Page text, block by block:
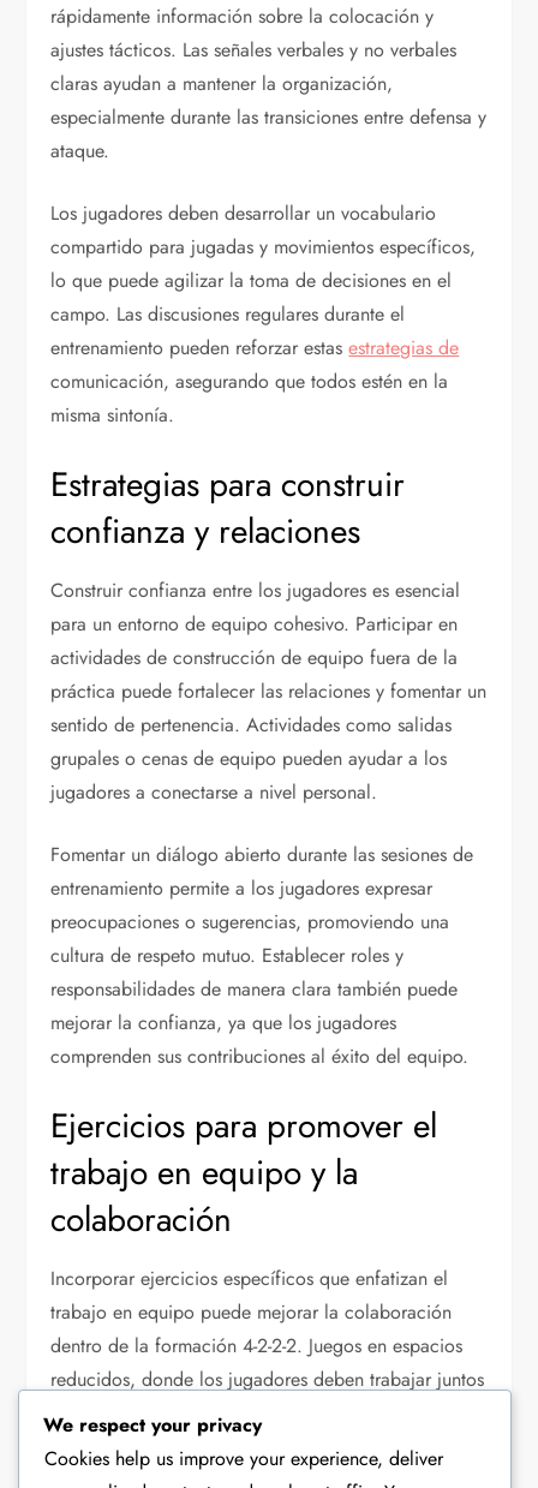
rápidamente información sobre la colocación y
ajustes tácticos. Las señales verbales y no verbales
claras ayudan a mantener la organización,
especialmente durante las transiciones entre defensa y
ataque.
Los jugadores deben desarrollar un vocabulario
compartido para jugadas y movimientos específicos,
lo que puede agilizar la toma de decisiones en el
campo. Las discusiones regulares durante el
entrenamiento pueden reforzar estasestrategias de
comunicación, asegurando que todos estén en la
misma sintonía.
Estrategias para construir
confianza y relaciones
Construir confianza entre los jugadores es esencial
para un entorno de equipo cohesivo. Participar en
actividades de construcción de equipo fuera de la
práctica puede fortalecer las relaciones y fomentar un
sentido de pertenencia. Actividades como salidas
grupales o cenas de equipo pueden ayudar a los
jugadores a conectarse a nivel personal.
Fomentar un diálogo abierto durante las sesiones de
entrenamiento permite a los jugadores expresar
preocupaciones o sugerencias, promoviendo una
cultura de respeto mutuo. Establecer roles y
responsabilidades de manera clara también puede
mejorar la confianza, ya que los jugadores
comprenden sus contribuciones al éxito del equipo.
Ejercicios para promover el
trabajo en equipo y la
colaboración
Incorporar ejercicios específicos que enfatizan el
trabajo en equipo puede mejorar la colaboración
dentro de la formación 4-2-2-2. Juegos en espacios
reducidos, donde los jugadores deben trabajar juntos
para lograr un objetivo común, pueden mejorar la
comprensión táctica y construir química.
We respect your privacy
Cookies help us improve your experience, deliver